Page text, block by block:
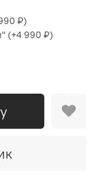
₽)
(+4 990 ₽)